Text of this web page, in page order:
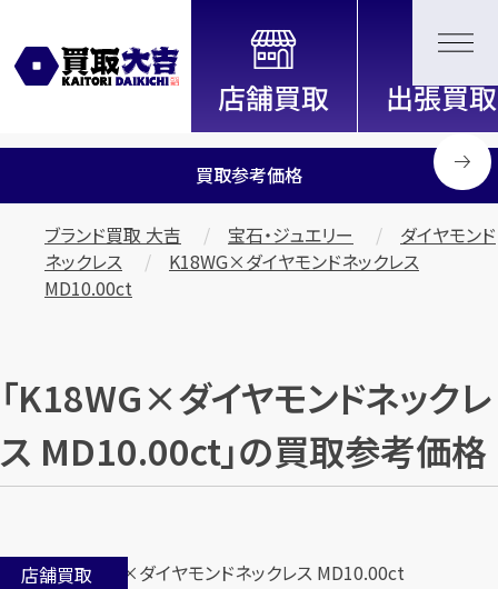
全国2200店舗以上展開中！
信頼と実績の買取専門店「買取大
吉」
買取参考価格
ブランド買取 大吉 宝石・ジュエリー
ダイヤモンド
ネックレス
K18WG×ダイヤモンドネックレス
MD10.00ct
「K18WG×ダイヤモンドネックレ
ス MD10.00ct」の買取参考価格
店舗買取